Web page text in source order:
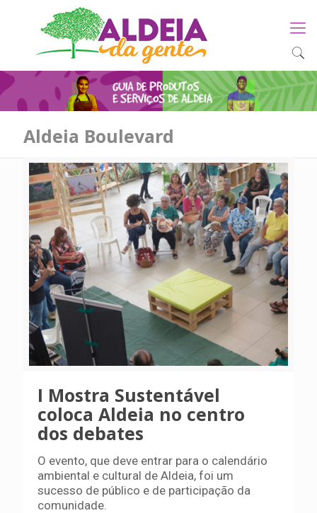
Aldeia Boulevard
I Mostra Sustentável
coloca Aldeia no centro
dos debates
O evento, que deve entrar para o calendário
ambiental e cultural de Aldeia, foi um
sucesso de público e de participação da
comunidade.